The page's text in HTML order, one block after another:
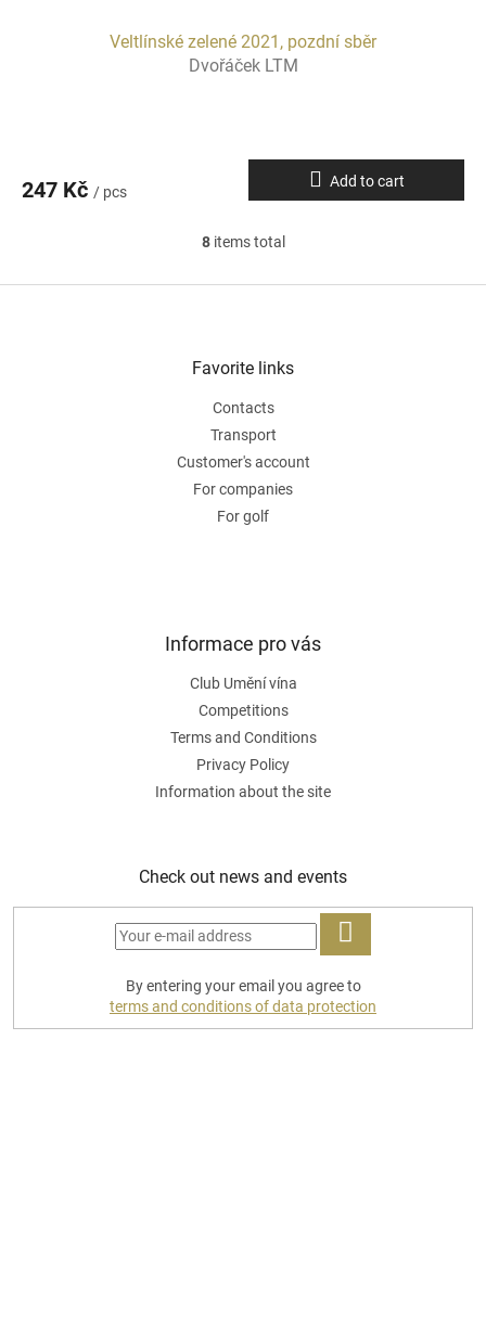
Veltlínské zelené 2021, pozdní sběr
Dvořáček LTM
247 Kč / pcs
Add to cart
L
s
g
o
n
t
o
l
8items total
Favorite links
Contacts
Transport
Customer's account
For companies
For golf
Informace pro vás
Club Umění vína
Competitions
Terms and Conditions
Privacy Policy
Information about the site
Check out news and events
LOG
IN
By entering your email you agree to
terms and conditions of data protection